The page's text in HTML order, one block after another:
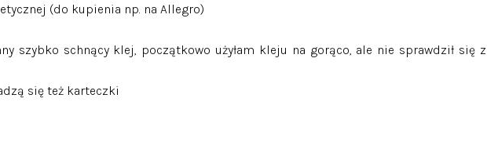
(do kupienia np. na Allegro)
szybko schnący klej, początkowo użyłam kleju na gorąco, ale nie sprawdził się
się też karteczki